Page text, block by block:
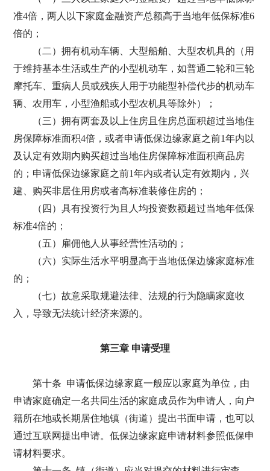
准4倍，两人以下家庭金融资产总额高于当地年低保标准6
倍的；
（二）拥有机动车辆、大型船舶、大型农机具的（用
于维持基本生活或生产的小型机动车，如普通二轮和三轮
摩托车、重病人员或残疾人用于功能型补偿代步的机动车
辆、农用车，小型渔船或小型农机具等除外）；
（三）拥有两套及以上住房且住房总面积超过当地住
房保障标准面积4倍，或者申请低保边缘家庭之前1年内以
及认定有效期内购买超过当地住房保障标准面积商品房
的；申请低保边缘家庭之前1年内或者认定有效期内，兴
建、购买非居住用房或者高标准装修住房的；
（四）具有投资行为且人均投资数额超过当地年低保
标准4倍的；
（五）雇佣他人从事经营性活动的；
（六）实际生活水平明显高于当地低保边缘家庭标准
的；
（七）故意采取规避法律、法规的行为隐瞒家庭收
入，导致无法统计经济来源的。
第三章 申请受理
第十条 申请低保边缘家庭一般应以家庭为单位，由
申请家庭确定一名共同生活的家庭成员作为申请人，向户
籍所在地或长期居住地镇（街道）提出书面申请，也可以
通过互联网提出申请。低保边缘家庭申请材料参照低保申
请材料要求。